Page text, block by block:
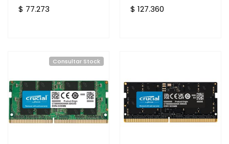
$ 77.273 $ 127.360
Consultar Stock